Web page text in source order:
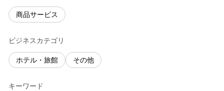
商品サービス
ビジネスカテゴリ
ホテル・旅館 その他
キーワード